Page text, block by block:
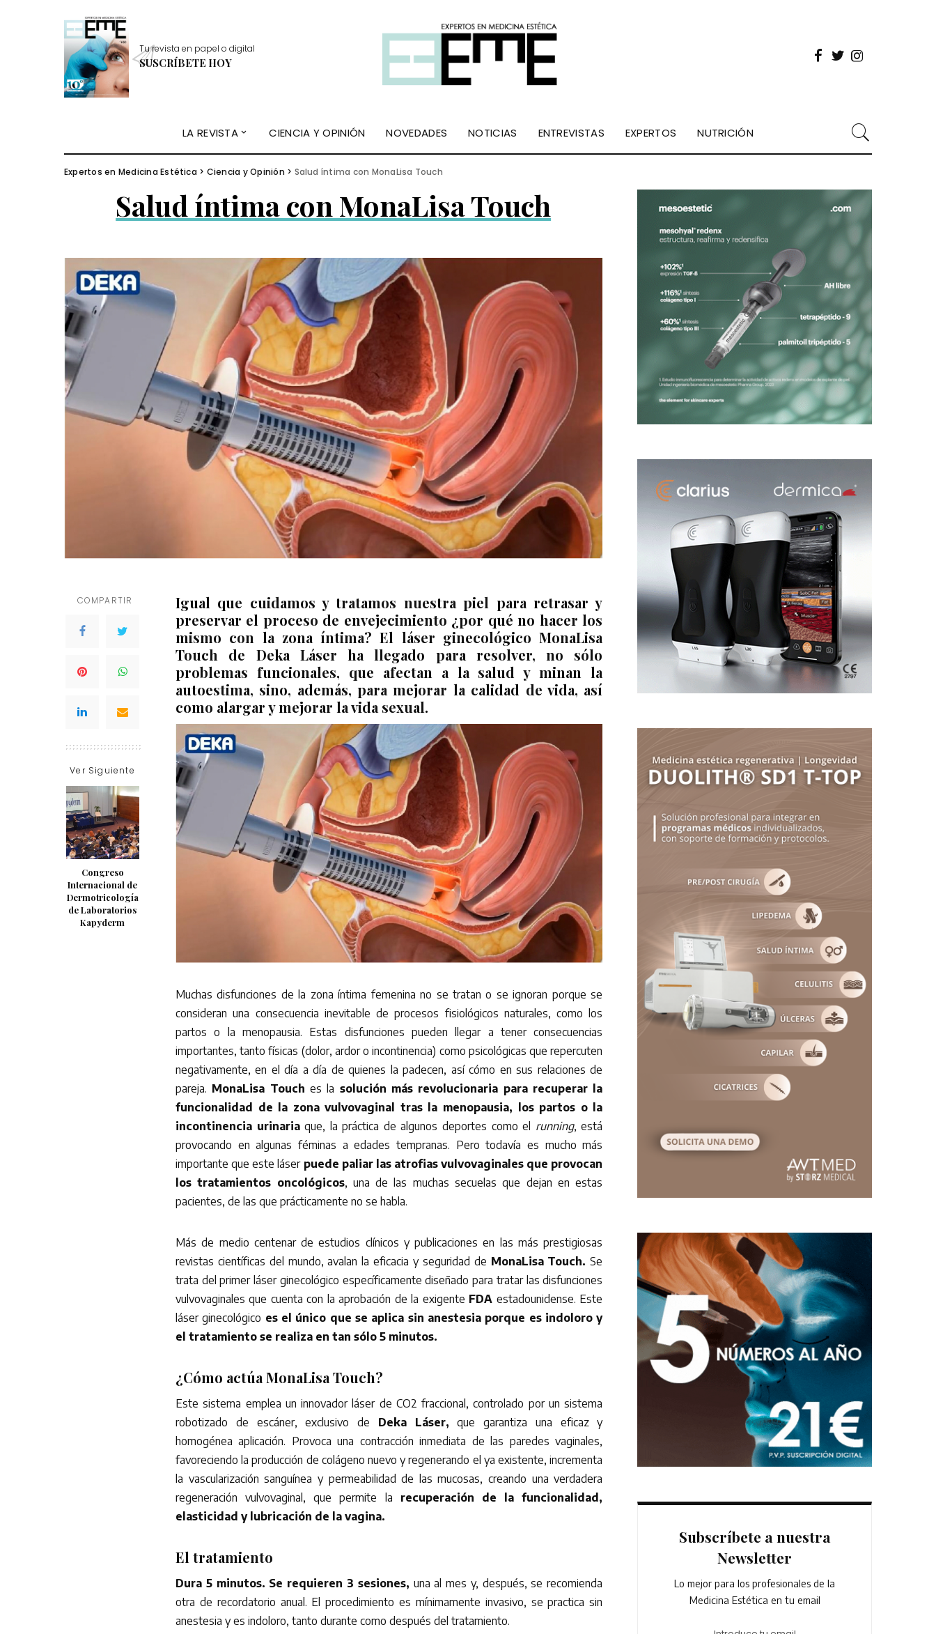
Tu revista en papel o digital
SUSCRÍBETE HOY
LA REVISTA CIENCIA Y OPINIÓN NOVEDADES NOTICIAS ENTREVISTAS EXPERTOS NUTRICIÓN
Expertos en Medicina Estética > Ciencia y Opinión > Salud íntima con MonaLisa Touch
Salud íntima con MonaLisa Touch
COMPARTIR
Ver Siguiente
Congreso
Internacional de
Dermotricología
de Laboratorios
Kapyderm
Igual que cuidamos y tratamos nuestra piel para retrasar y
preservar el proceso de envejecimiento ¿por qué no hacer los
mismo con la zona íntima? El láser ginecológicoMonaLisa
Touch de Deka Láser ha llegado para resolver, no sólo
problemas funcionales, que afectan a la salud y minan la
autoestima, sino, además, para mejorar la calidad de vida, así
como alargar y mejorar la vida sexual.
Muchas disfunciones de la zona íntima femenina no se tratan o se ignoran porque se
consideran una consecuencia inevitable de procesos fisiológicos naturales, como los
partos o la menopausia. Estas disfunciones pueden llegar a tener consecuencias
importantes, tanto físicas (dolor, ardor o incontinencia) como psicológicas que repercuten
negativamente, en el día a día de quienes la padecen, así cómo en sus relaciones de
pareja. MonaLisa Touch es la solución más revolucionaria para recuperar la
funcionalidad de la zona vulvovaginal tras la menopausia, los partos o la
incontinencia urinariaque, la práctica de algunos deportes como el running, está
provocando en algunas féminas a edades tempranas. Pero todavía es mucho más
importante que este láser puede paliar las atrofias vulvovaginales que provocan
los tratamientos oncológicos, una de las muchas secuelas que dejan en estas
pacientes, de las que prácticamente no se habla.
Más de medio centenar de estudios clínicos y publicaciones en las más prestigiosas
revistas científicas del mundo, avalan la eficacia y seguridad de MonaLisa Touch. Se
trata del primer láser ginecológico específicamente diseñado para tratar las disfunciones
vulvovaginales que cuenta con la aprobación de la exigente FDA estadounidense. Este
láser ginecológico es el único que se aplica sin anestesia porque es indoloro y
el tratamiento se realiza en tan sólo 5 minutos.
¿Cómo actúa MonaLisa Touch?
Este sistema emplea un innovador láser de CO2 fraccional, controlado por un sistema
robotizado de escáner, exclusivo de Deka Láser, que garantiza una eficaz y
homogénea aplicación. Provoca una contracción inmediata de las paredes vaginales,
favoreciendo la producción de colágeno nuevo y regenerando el ya existente, incrementa
la vascularización sanguínea y permeabilidad de las mucosas, creando una verdadera
regeneración vulvovaginal, que permite la recuperación de la funcionalidad,
elasticidad y lubricación de la vagina.
El tratamiento
Dura 5 minutos. Se requieren 3 sesiones, una al mes y, después, se recomienda
otra de recordatorio anual. El procedimiento es mínimamente invasivo, se practica sin
anestesia y es indoloro, tanto durante como después del tratamiento.
Subscríbete a nuestra
Newsletter
Lo mejor para los profesionales de la
Medicina Estética en tu email